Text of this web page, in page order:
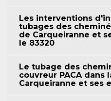
Les interventions
tubages des
de Carqueiranne et
le 83320
Le tubage des
couvreur PACA dans
Carqueiranne et ses